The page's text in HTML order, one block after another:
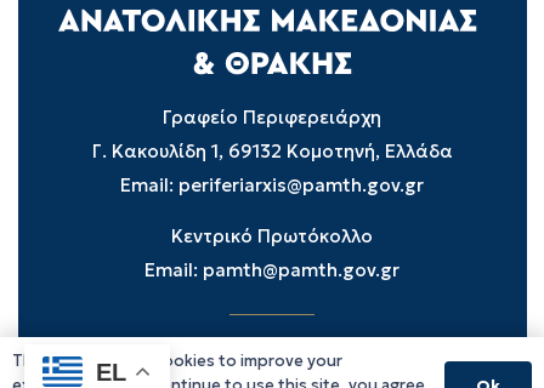
Γραφείο Περιφερειάρχη
Γ. Κακουλίδη 1, 69132 Κομοτηνή, Ελλάδα
Email: periferiarxis@pamth.gov.gr
Κεντρικό Πρωτόκολλο
Email: pamth@pamth.gov.gr
Υπηρεσίες Δράμας
EL
This website uses cookies to improve your